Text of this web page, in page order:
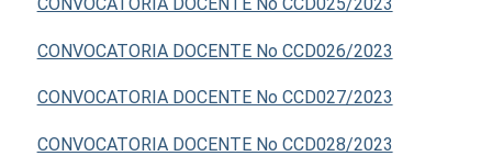
CONVOCATORIA DOCENTE No CCD025/2023
CONVOCATORIA DOCENTE No CCD026/2023
CONVOCATORIA DOCENTE No CCD027/2023
CONVOCATORIA DOCENTE No CCD028/2023